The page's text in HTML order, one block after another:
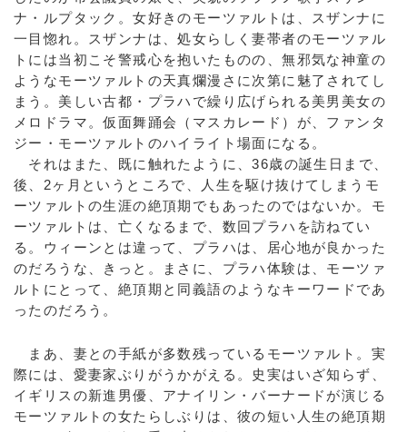
ナ・ルプタック。女好きのモーツァルトは、スザンナに
一目惚れ。スザンナは、処女らしく妻帯者のモーツァル
トには当初こそ警戒心を抱いたものの、無邪気な神童の
ようなモーツァルトの天真爛漫さに次第に魅了されてし
まう。美しい古都・プラハで繰り広げられる美男美女の
メロドラマ。仮面舞踊会（マスカレード）が、ファンタ
ジー・モーツァルトのハイライト場面になる。
それはまた、既に触れたように、36歳の誕生日まで、
後、2ヶ月というところで、人生を駆け抜けてしまうモ
ーツァルトの生涯の絶頂期でもあったのではないか。モ
ーツァルトは、亡くなるまで、数回プラハを訪ねてい
る。ウィーンとは違って、プラハは、居心地が良かった
のだろうな、きっと。まさに、プラハ体験は、モーツァ
ルトにとって、絶頂期と同義語のようなキーワードであ
ったのだろう。
まあ、妻との手紙が多数残っているモーツァルト。実
際には、愛妻家ぶりがうかがえる。史実はいざ知らず、
イギリスの新進男優、アナイリン・バーナードが演じる
モーツァルトの女たらしぶりは、彼の短い人生の絶頂期